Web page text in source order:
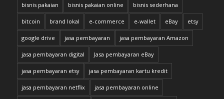
bisnis pakaian bisnis pakaian online bisnis sederhana
bitcoin brand lokal e-commerce e-wallet eBay etsy
google drive jasa pembayaran jasa pembayaran Amazon
jasa pembayaran digital Jasa pembayaran eBay
jasa pembayaran etsy jasa pembayaran kartu kredit
jasa pembayaran netflix jasa pembayaran online